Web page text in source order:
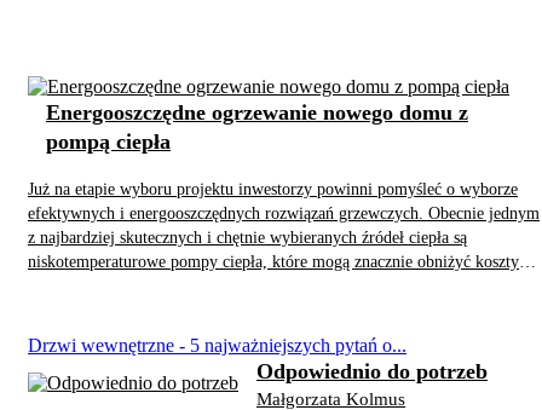
Już na etapie wyboru projektu inwestorzy powinni pomyśleć o wyborze
efektywnych i energooszczędnych rozwiązań grzewczych. Obecnie jednym
z najbardziej skutecznych i chętnie wybieranych źródeł ciepła są
niskotemperaturowe pompy ciepła, które mogą znacznie obniżyć koszty
uwagę przy wyborze? Te pytania zadaliśmy ekspertom firmy Purmo, lidera
w dziedzinie zrównoważonych rozwiązań z zakresu komfortu wnętrz -
energooszczędnych systemów ogrzewania i chłodzenia.
Energooszczędne ogrzewanie nowego domu z
pompą ciepła
Drzwi wewnętrzne - 5 najważniejszych pytań o...
Odpowiednio do potrzeb
Małgorzata Kolmus